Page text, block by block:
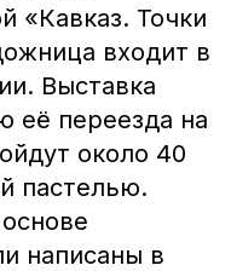
«Кавказ. Точки
входит в
Выставка
её переезда на
около 40
пастелью.
написаны в